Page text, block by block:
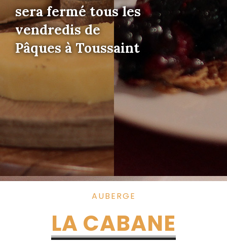
sera fermé tous les
vendredis de
Pâques à Toussaint
AUBERGE
LA CABANE